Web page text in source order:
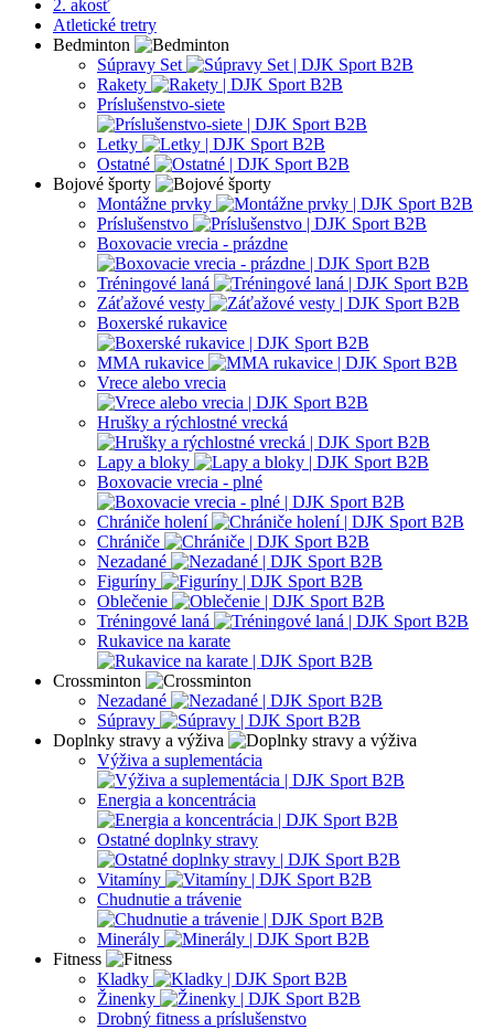
2. akosť
Atletické tretry
Bedminton
Súpravy Set
Rakety
Príslušenstvo-siete
Letky
Ostatné
Bojové športy
Montážne prvky
Príslušenstvo
Boxovacie vrecia - prázdne
Tréningové laná
Záťažové vesty
Boxerské rukavice
MMA rukavice
Vrece alebo vrecia
Hrušky a rýchlostné vrecká
Lapy a bloky
Boxovacie vrecia - plné
Chrániče holení
Chrániče
Nezadané
Figuríny
Oblečenie
Tréningové laná
Rukavice na karate
Crossminton
Nezadané
Súpravy
Doplnky stravy a výživa
Výživa a suplementácia
Energia a koncentrácia
Ostatné doplnky stravy
Vitamíny
Chudnutie a trávenie
Minerály
Fitness
Kladky
Žinenky
Drobný fitness a príslušenstvo